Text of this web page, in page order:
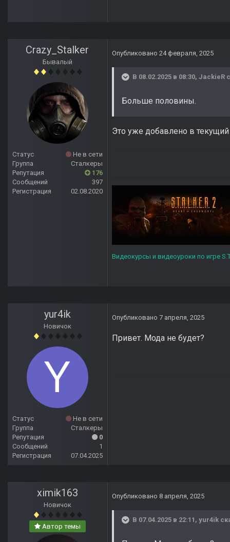
Crazy_Stalker
Бывалый
Статус
Не в сети
Группа
Сталкеры
Репутация
176
Сообщений
397
Регистрация
02.08.2020
Опубликовано 24 февраля, 2025
В 08.02.2025 в 08:30, JackieR
Больше половины.
Это уже добавлено в
Видеокурсы и видеоуроки по игре
yur4ik
Новичок
Статус
Не в сети
Группа
Сталкеры
Репутация
0
Сообщений
1
Регистрация
07.04.2025
Опубликовано 7 апреля, 2025
Привет. Мода не будет?
ximik163
Новичок
Автор темы
Опубликовано 8 апреля, 2025
В 07.04.2025 в 22:11, yur4ik